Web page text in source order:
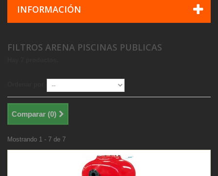
INFORMACIÓN
FILTROS ARENA PISCINAS PUBLICAS
Comparar (0)
Mostrando 1 - 7 de 7